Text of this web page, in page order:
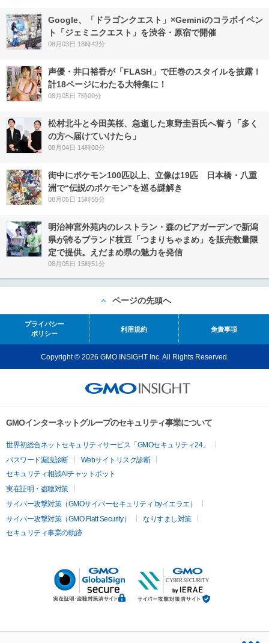
Google、「ドラゴンクエスト」×Geminiのコラボイベン
ト「ジェミニクエスト」を渋谷・原宿で開催
08月03日 18時42分
声優・井口裕香が「FLASH」で圧巻のスタイルを披露！
計18ページにわたる大特集に！
08月05日 7時00分
松村北斗と今田美桜、急逝した東野圭吾氏へ誓う「多く
の方へ届けていけたら」
08月04日 14時00分
街中にポケモン100匹以上、立像は19匹 日本橋・八重
洲で“伝説のポケモン”を巡る謎解き
08月05日 15時55分
明治神宮外苑内のレストラン・森のビアガーデンで新潟
県が誇るブランド枝豆「つまりちゃまめ」を販売数量限
定で提供。えだまめ県の魅力を発信
08月05日 15時51分
ページの先頭へ
プライバシー
ポリシー
利用規約 免責事項
Copyright © 2026 GMO INSIGHT Inc. All Rights Reserved.
GMOインターネットグループのセキュリティ事業について
世界初総合ネットセキュリティサービス「GMOセキュリティ24」
パスワード漏洩診断
Webサイトリスク診断
セキュリティ相談AIチャットボット
実在証明・盗聴対策
サイバー攻撃対策（GMOサイバーセキュリティ byイエラエ）
サイバー攻撃対策（GMO Flatt Security）
なりすまし対策
セキュリティ事業の軌跡